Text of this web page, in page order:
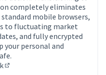
completely eliminates
mobile browsers,
to fluctuating market
and fully encrypted
personal and